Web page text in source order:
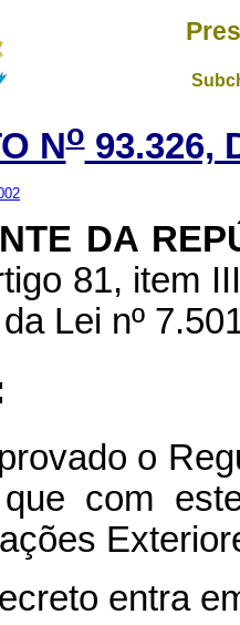
No93.326,
DA
81, item
Lei nº
o
com
entra